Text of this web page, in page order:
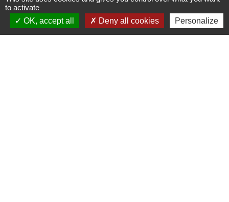
Commune de Meysse
7 Place de la Mairie
to activate
OK, accept all
Deny all cookies Personalize